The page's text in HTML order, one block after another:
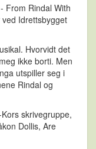
From Rindal With
Idrettsbygget
Hvorvidt det
ikke borti. Men
utspiller seg i
Rindal og
skrivegruppe,
Dollis, Are